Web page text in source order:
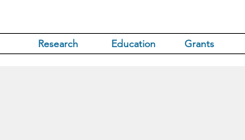
Research Education Grants